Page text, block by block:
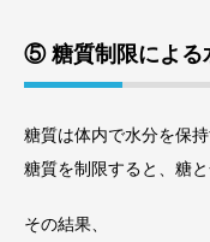
⑤ 糖質制限による
糖質は体内で水分を保
糖質を制限すると、糖
その結果、